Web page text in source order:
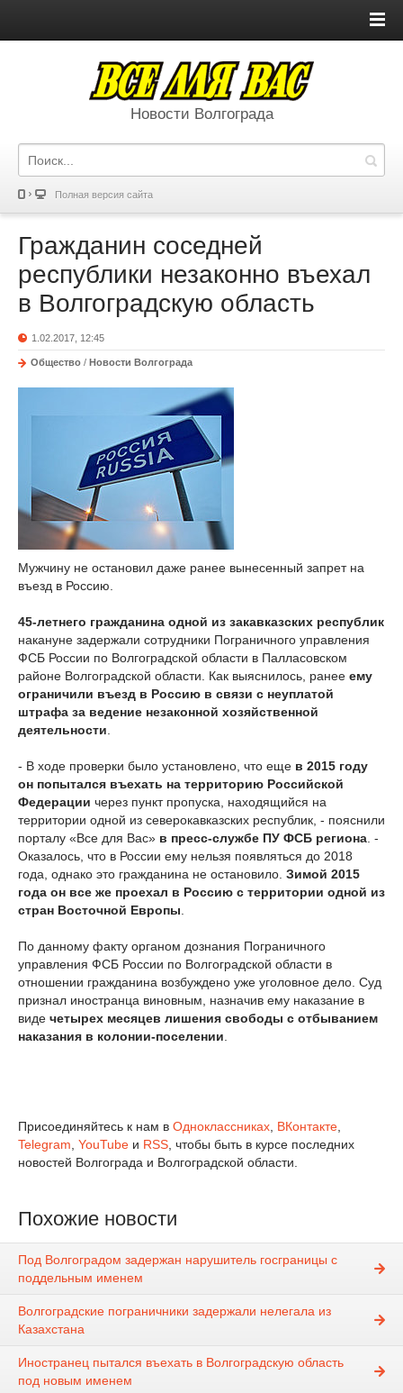
Новости Волгограда
Полная версия сайта
Гражданин соседней
республики незаконно въехал
в Волгоградскую область
1.02.2017, 12:45
Общество / Новости Волгограда
Мужчину не остановил даже ранее вынесенный запрет на
въезд в Россию.
45-летнего гражданина одной из закавказских республик
накануне задержали сотрудники Пограничного управления
ФСБ России по Волгоградской области в Палласовском
районе Волгоградской области. Как выяснилось, ранее ему
ограничили въезд в Россию в связи с неуплатой
штрафа за ведение незаконной хозяйственной
деятельности
- В ходе проверки было установлено, что еще в 2015 году
он попытался въехать на территорию Российской
Федерации через пункт пропуска, находящийся на
территории одной из северокавказских республик, - пояснили
порталу «Все для Вас» в пресс-службе ПУ ФСБ региона . -
Оказалось, что в России ему нельзя появляться до 2018
года, однако это гражданина не остановило. Зимой 2015
года он все же проехал в Россию с территории одной из
стран Восточной Европы
По данному факту органом дознания Пограничного
управления ФСБ России по Волгоградской области в
отношении гражданина возбуждено уже уголовное дело. Суд
признал иностранца виновным, назначив ему наказание в
виде четырех месяцев лишения свободы с отбыванием
наказания в колонии-поселении
Присоединяйтесь к нам в Одноклассниках ВКонтакте
Telegram YouTube и RSS , чтобы быть в курсе последних
новостей Волгограда и Волгоградской области.
Похожие новости
Под Волгоградом задержан нарушитель госграницы с
поддельным именем
Волгоградские пограничники задержали нелегала из
Казахстана
Иностранец пытался въехать в Волгоградскую область
под новым именем